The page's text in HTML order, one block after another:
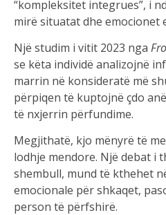
“kompleksitet integrues”, i
mirë situatat dhe emocionet
Një studim i vitit 2023 nga
se këta individë analizojnë
marrin në konsideratë më
përpiqen të kuptojnë çdo
të nxjerrin përfundime.
Megjithatë, kjo mënyrë të
lodhje mendore. Një debat i
shembull, mund të kthehet
emocionale për shkaqet,
person të përfshirë.